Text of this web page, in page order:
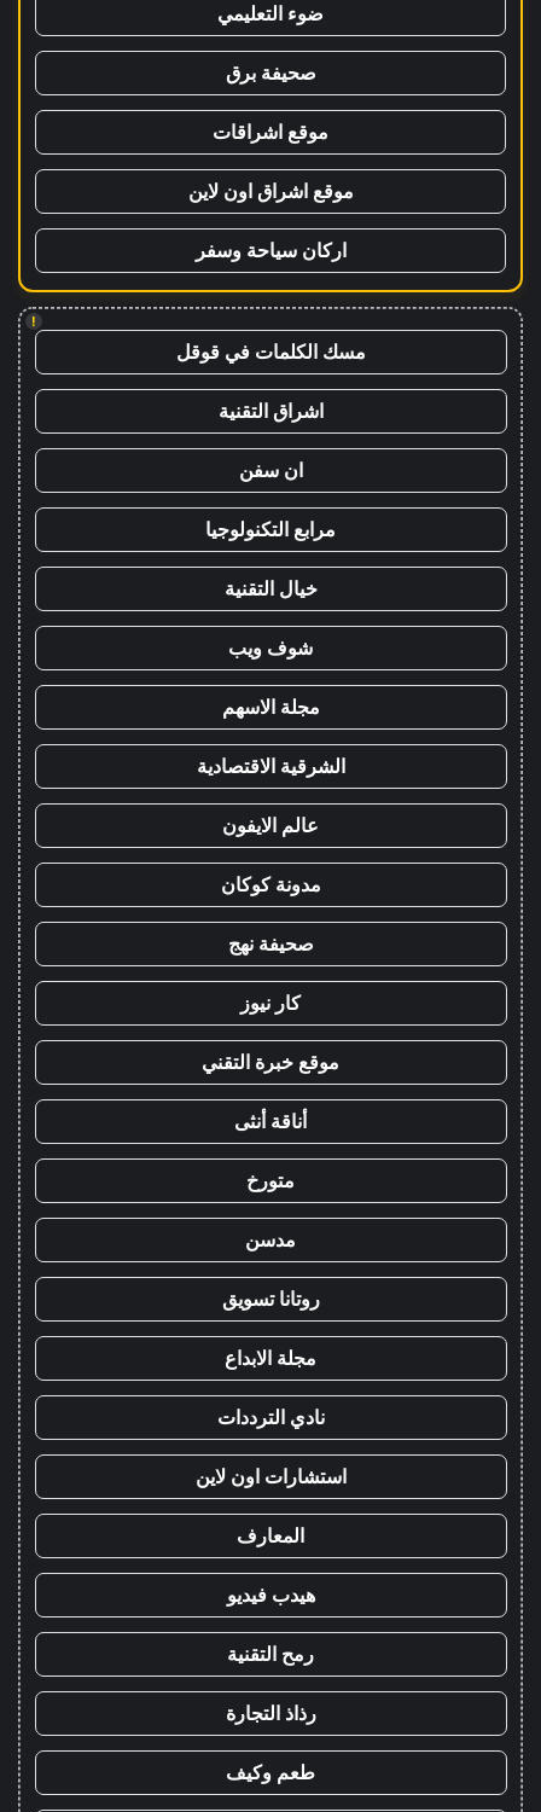
ضوء التعليمي
صحيفة برق
موقع اشراقات
موقع اشراق اون لاين
اركان سياحة وسفر
!
مسك الكلمات في قوقل
اشراق التقنية
ان سفن
مرابع التكنولوجيا
خيال التقنية
شوف ويب
مجلة الاسهم
الشرقية الاقتصادية
عالم الايفون
مدونة كوكان
صحيفة نهج
كار نيوز
موقع خبرة التقني
أناقة أنثى
متورخ
مدسن
روتانا تسويق
مجلة الابداع
نادي الترددات
استشارات اون لاين
المعارف
هيدب فيديو
رمح التقنية
رذاذ التجارة
طعم وكيف